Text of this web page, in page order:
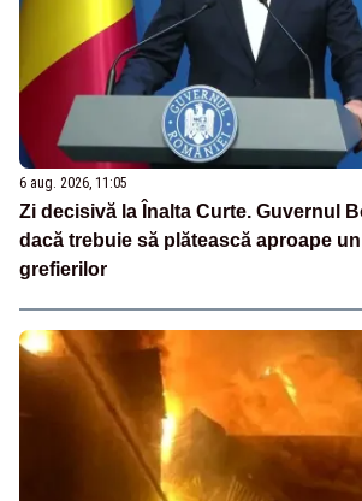
6 aug. 2026, 11:05
Zi decisivă la Înalta Curte. Guvernul
dacă trebuie să plătească aproape
grefierilor